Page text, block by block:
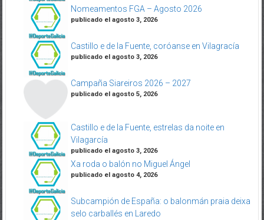
Nomeamentos FGA – Agosto 2026
publicado el agosto 3, 2026
Castillo e de la Fuente, coróanse en Vilagracía
publicado el agosto 3, 2026
Campaña Siareiros 2026 – 2027
publicado el agosto 5, 2026
Castillo e de la Fuente, estrelas da noite en
Vilagarcía
publicado el agosto 3, 2026
Xa roda o balón no Miguel Ángel
publicado el agosto 4, 2026
Subcampión de España: o balonmán praia deixa
selo carballés en Laredo